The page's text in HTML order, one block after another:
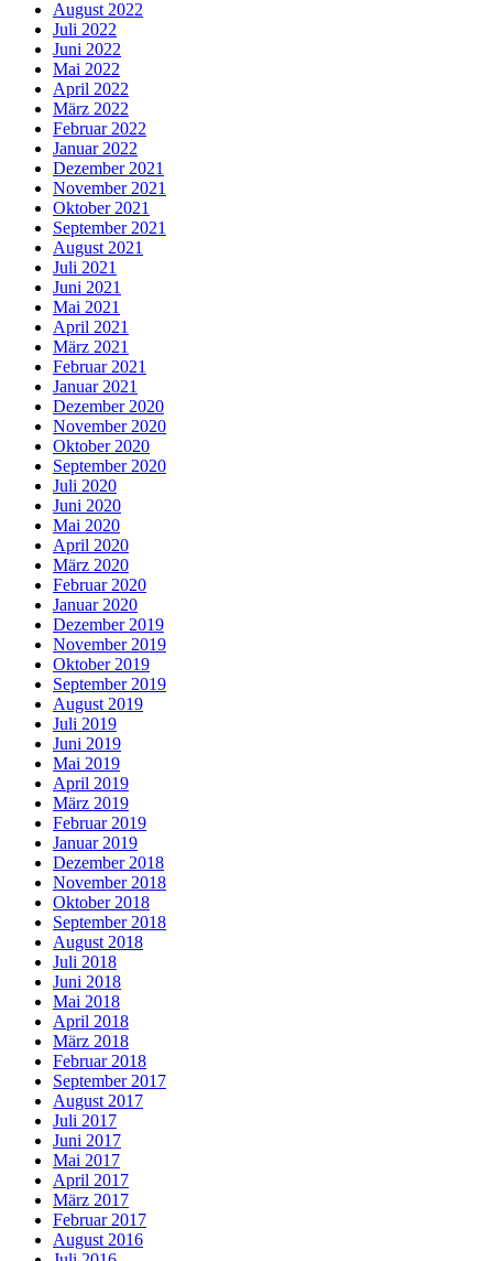
August 2022
Juli 2022
Juni 2022
Mai 2022
April 2022
März 2022
Februar 2022
Januar 2022
Dezember 2021
November 2021
Oktober 2021
September 2021
August 2021
Juli 2021
Juni 2021
Mai 2021
April 2021
März 2021
Februar 2021
Januar 2021
Dezember 2020
November 2020
Oktober 2020
September 2020
Juli 2020
Juni 2020
Mai 2020
April 2020
März 2020
Februar 2020
Januar 2020
Dezember 2019
November 2019
Oktober 2019
September 2019
August 2019
Juli 2019
Juni 2019
Mai 2019
April 2019
März 2019
Februar 2019
Januar 2019
Dezember 2018
November 2018
Oktober 2018
September 2018
August 2018
Juli 2018
Juni 2018
Mai 2018
April 2018
März 2018
Februar 2018
September 2017
August 2017
Juli 2017
Juni 2017
Mai 2017
April 2017
März 2017
Februar 2017
August 2016